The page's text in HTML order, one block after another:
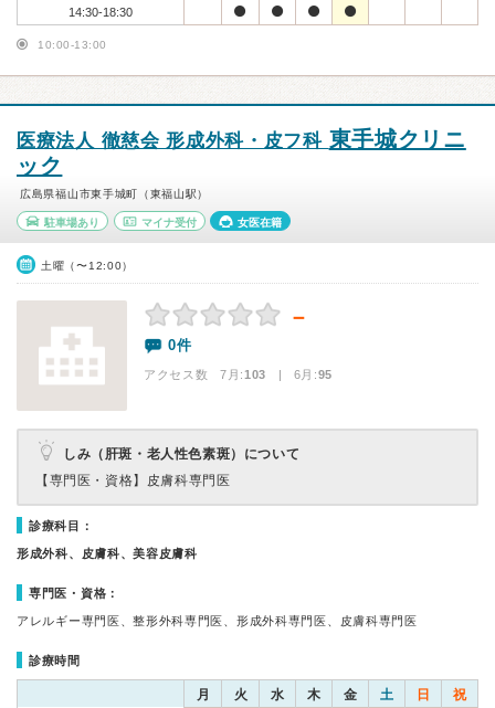
14:30-18:30
10:00-13:00
医療法人 徹慈会 形成外科・皮フ科 東手城クリニ
ック
広島県福山市東手城町（東福山駅）
駐車場あり マイナ受付 女医在籍
土曜（〜12:00）
－
0件
アクセス数 7月:103 | 6月:95
しみ（肝斑・老人性色素斑）について
【専門医・資格】 皮膚科専門医
診療科目：
形成外科、皮膚科、美容皮膚科
専門医・資格：
アレルギー専門医、整形外科専門医、形成外科専門医、皮膚科専門医
診療時間
月 火 水 木 金 土 日 祝